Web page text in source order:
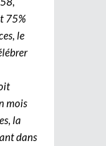
75%
le
mois
la
dans